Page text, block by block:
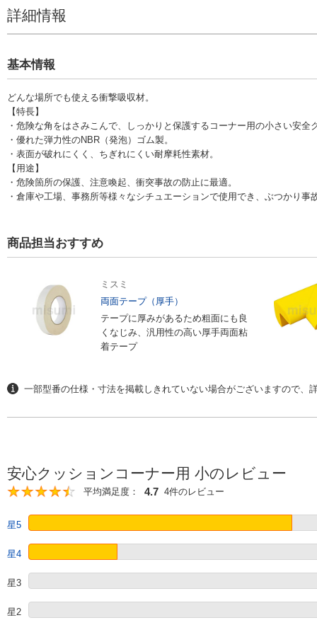
OD（2サイズのみ）
詳細情報
基本情報
どんな場所でも使える衝撃吸収材。
【特長】
・危険な角をはさみこんで、しっかりと保護するコーナー用の小さい安全
・優れた弾力性のNBR（発泡）ゴム製。
・表面が破れにくく、ちぎれにくい耐摩耗性素材。
【用途】
・危険箇所の保護、注意喚起、衝突事故の防止に最適。
・倉庫や工場、事務所等様々なシチュエーションで使用でき、ぶつかり事
商品担当おすすめ
ミスミ
両面テープ（厚手）
テープに厚みがあるため粗面にも良
くなじみ、汎用性の高い厚手両面粘
着テープ
一部型番の仕様・寸法を掲載しきれていない場合がございますので、
安心クッションコーナー用 小のレビュー
4.7
平均満足度： 4.7 4件のレビュー
星5
星4
星3
星2